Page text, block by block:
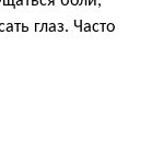
глаз. Часто